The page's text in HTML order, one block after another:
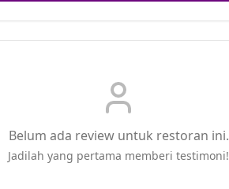
Belum ada review untuk restoran ini.
Jadilah yang pertama memberi testimoni!